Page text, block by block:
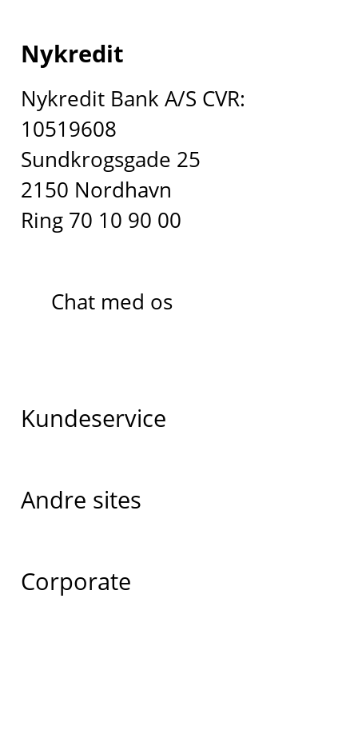
Nykredit
Nykredit Bank A/S CVR:
10519608
Sundkrogsgade 25
2150 Nordhavn
Ring 70 10 90 00
Chat med os
Kundeservice
Andre sites
Corporate